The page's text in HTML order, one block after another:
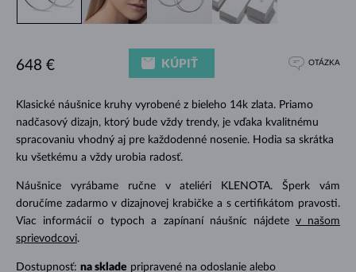
Klasické náušnice kruhy vyrobené z bieleho 14k zlata. Priamo
nadčasový dizajn, ktorý bude vždy trendy, je vďaka kvalitnému
spracovaniu vhodný aj pre každodenné nosenie. Hodia sa skrátka
ku všetkému a vždy urobia radosť.
Náušnice vyrábame ručne v ateliéri KLENOTA. Šperk vám
doručíme zadarmo v dizajnovej krabičke a s certifikátom pravosti.
Viac informácií o typoch a zapínaní náušníc nájdete v našom
sprievodcovi.
Dostupnosť: na sklade pripravené na odoslanie alebo
648 € KÚPIŤ OTÁZKA